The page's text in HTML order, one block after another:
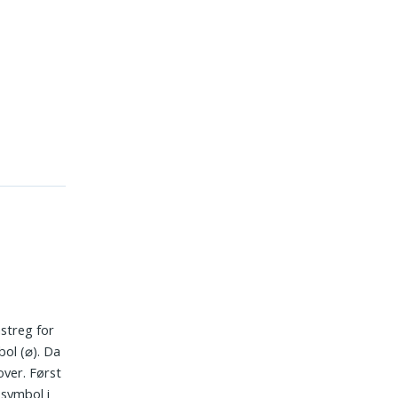
for
(⌀). Da
Først
i